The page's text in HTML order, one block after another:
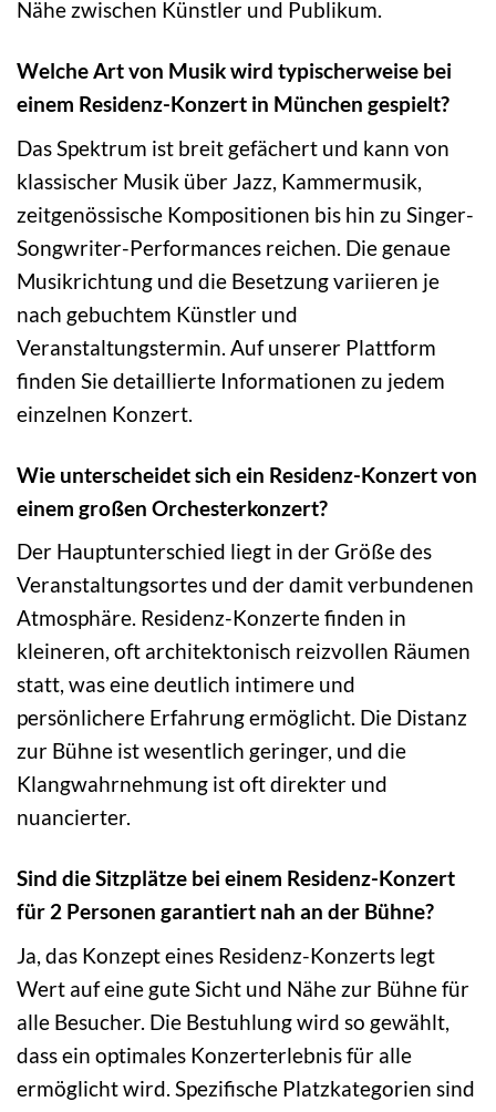
Nähe zwischen Künstler und Publikum.
Welche Art von Musik wird typischerweise bei
einem Residenz-Konzert in München gespielt?
Das Spektrum ist breit gefächert und kann von
klassischer Musik über Jazz, Kammermusik,
zeitgenössische Kompositionen bis hin zu Singer-
Songwriter-Performances reichen. Die genaue
Musikrichtung und die Besetzung variieren je
nach gebuchtem Künstler und
Veranstaltungstermin. Auf unserer Plattform
finden Sie detaillierte Informationen zu jedem
einzelnen Konzert.
Wie unterscheidet sich ein Residenz-Konzert von
einem großen Orchesterkonzert?
Der Hauptunterschied liegt in der Größe des
Veranstaltungsortes und der damit verbundenen
Atmosphäre. Residenz-Konzerte finden in
kleineren, oft architektonisch reizvollen Räumen
statt, was eine deutlich intimere und
persönlichere Erfahrung ermöglicht. Die Distanz
zur Bühne ist wesentlich geringer, und die
Klangwahrnehmung ist oft direkter und
nuancierter.
Sind die Sitzplätze bei einem Residenz-Konzert
für 2 Personen garantiert nah an der Bühne?
Ja, das Konzept eines Residenz-Konzerts legt
Wert auf eine gute Sicht und Nähe zur Bühne für
alle Besucher. Die Bestuhlung wird so gewählt,
dass ein optimales Konzerterlebnis für alle
ermöglicht wird. Spezifische Platzkategorien sind